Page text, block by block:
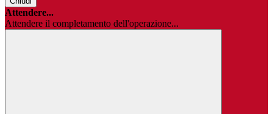
Attendere...
Attendere il completamento dell'operazione...